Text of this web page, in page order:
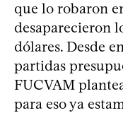
que lo robaron
desaparecieron
dólares. Desde
partidas
FUCVAM
para eso ya